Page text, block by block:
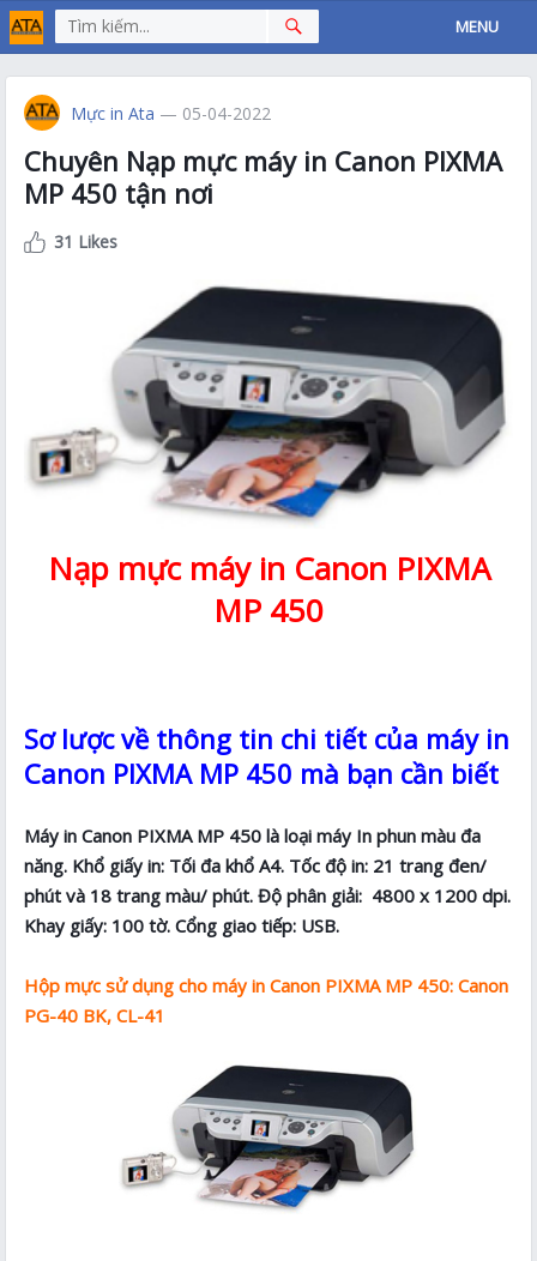
MENU
Mực in Ata — 05-04-2022
Chuyên Nạp mực máy in Canon PIXMA
MP 450 tận nơi
31 Likes
Nạp mực máy in Canon PIXMA
MP 450
Sơ lược về thông tin chi tiết của máy in
Canon PIXMA MP 450 mà bạn cần biết
Máy in Canon PIXMA MP 450 là loại máy In phun màu đa
năng. Khổ giấy in: Tối đa khổ A4. Tốc độ in: 21 trang đen/
phút và 18 trang màu/ phút. Độ phân giải: 4800 x 1200 dpi.
Khay giấy: 100 tờ. Cổng giao tiếp: USB.
Hộp mực sử dụng cho máy in Canon PIXMA MP 450: Canon
PG-40 BK, CL-41